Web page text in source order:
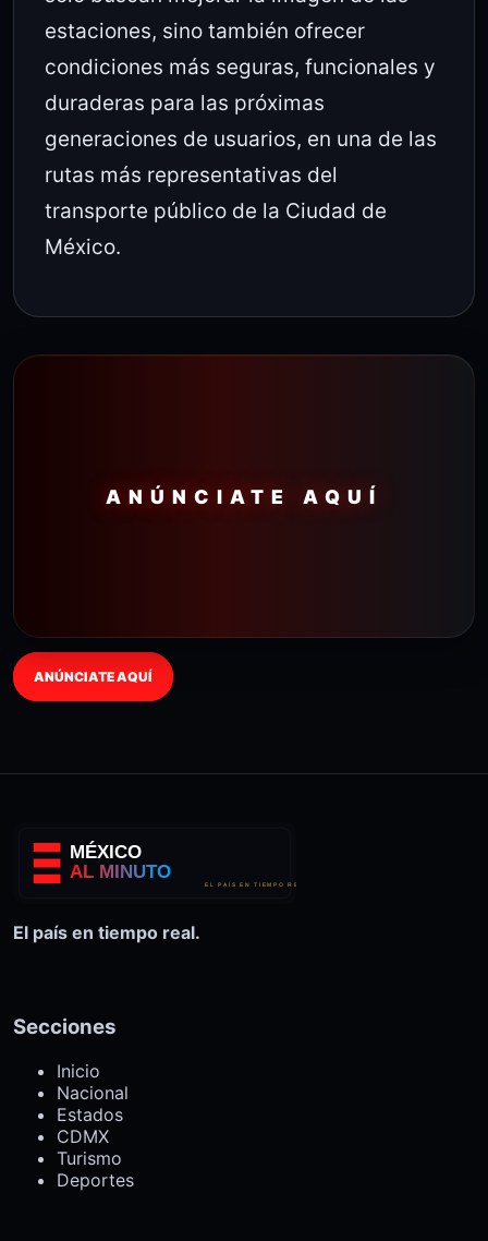
estaciones, sino también ofrecer
condiciones más seguras, funcionales y
duraderas para las próximas
generaciones de usuarios, en una de las
rutas más representativas del
transporte público de la Ciudad de
México.
ANÚNCIATE AQUÍ
ANÚNCIATE AQUÍ
El país en tiempo real.
Secciones
Inicio
Nacional
Estados
CDMX
Turismo
Deportes